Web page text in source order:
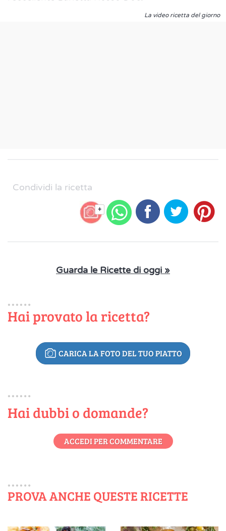
La video ricetta del giorno
Condividi la ricetta
+
Guarda le Ricette di oggi »
Hai provato la ricetta?
CARICA LA FOTO DEL TUO PIATTO
Hai dubbi o domande?
ACCEDI PER COMMENTARE
PROVA ANCHE QUESTE RICETTE